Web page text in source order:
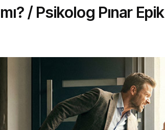
/ Psikolog Pınar Epik